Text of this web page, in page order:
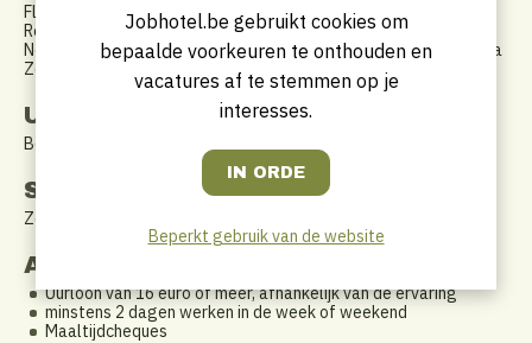
Flexi of halftijds
Reeds enkele jaren ervaring in hospitality
Nederlands en Engels een must, Frans, Spaans of Duits een extra
Zelfstandig en proactief
Uurrooster
Bespreekbaar maar normaal van 15u tot 23u.
Startdatum
Zo snel mogelijk.
Aanbod
Uurloon van 16 euro of meer, afhankelijk van de ervaring
minstens 2 dagen werken in de week of weekend
Maaltijdcheques
Jobhotel.be gebruikt cookies om
bepaalde voorkeuren te onthouden en
vacatures af te stemmen op je
interesses.
Beperkt gebruik van de website